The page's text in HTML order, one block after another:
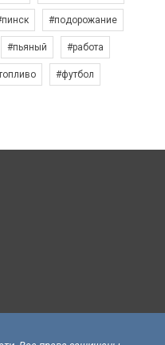
#подорожание
#пьяный #работа
#футбол